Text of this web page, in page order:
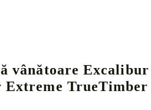
Accesorii sistem ochire
vânătoare Excalibur
Extreme TrueTimber